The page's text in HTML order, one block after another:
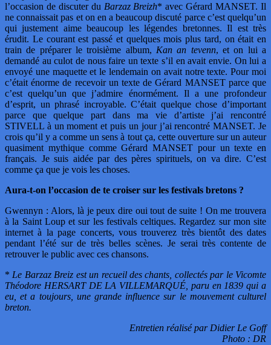
l’occasion de discuter du Barzaz Breizh* avec Gérard MANSET. Il
ne connaissait pas et on en a beaucoup discuté parce c’est quelqu’un
qui justement aime beaucoup les légendes bretonnes. Il est très
érudit. Le courant est passé et quelques mois plus tard, on était en
train de préparer le troisième album, Kan an tevenn, et on lui a
demandé au culot de nous faire un texte s’il en avait envie. On lui a
envoyé une maquette et le lendemain on avait notre texte. Pour moi
c’était énorme de recevoir un texte de Gérard MANSET parce que
c’est quelqu’un que j’admire énormément. Il a une profondeur
d’esprit, un phrasé incroyable. C’était quelque chose d’important
parce que quelque part dans ma vie d’artiste j’ai rencontré
STIVELL à un moment et puis un jour j’ai rencontré MANSET. Je
crois qu’il y a comme un sens à tout ça, cette ouverture sur un auteur
quasiment mythique comme Gérard MANSET pour un texte en
français. Je suis aidée par des pères spirituels, on va dire. C’est
comme ça que je vois les choses.
Aura-t-on l’occasion de te croiser sur les festivals bretons ?
Gwennyn : Alors, là je peux dire oui tout de suite ! On me trouvera
à la Saint Loup et sur les festivals celtiques. Regardez sur mon site
internet à la page concerts, vous trouverez très bientôt des dates
pendant l’été sur de très belles scènes. Je serai très contente de
retrouver le public avec ces chansons.
*Le Barzaz Breiz est un recueil des chants, collectés par le Vicomte
Théodore HERSART DE LA VILLEMARQUÉ, paru en 1839 qui a
eu, et a toujours, une grande influence sur le mouvement culturel
breton.
Entretien réalisé par Didier Le Goff
Photo : DR